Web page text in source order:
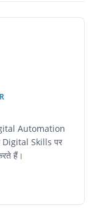
Automation
Skills पर
हैं।